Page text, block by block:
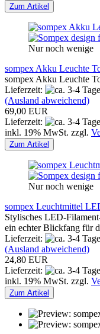
Zum Artikel
Nur noch wenige
sompex Akku Leuchte
sompex Akku Leuchte
Lieferzeit:
(Ausland abweichend)
69,00 EUR
Lieferzeit:
inkl. 19% MwSt. zzgl.
Zum Artikel
Nur noch wenige
sompex Leuchtmittel
Stylisches LED-
ein echter Blickfang für
Lieferzeit:
(Ausland abweichend)
24,80 EUR
Lieferzeit:
inkl. 19% MwSt. zzgl.
Zum Artikel